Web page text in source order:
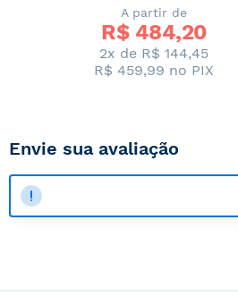
A partir de
R$ 484,20
2x de R$ 144,45
R$ 459,99 no PIX
Envie sua avaliação